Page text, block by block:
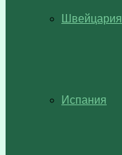
Швейцария
Испания